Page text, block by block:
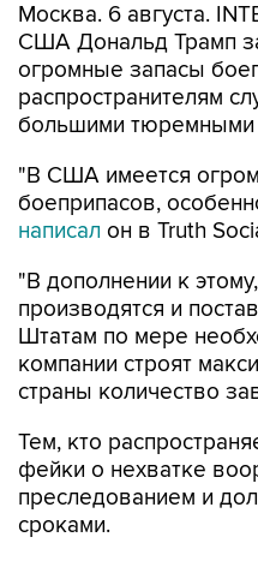
Москва. 6 августа.
США Дональд Трамп
огромные запасы
распространителям
большими тюремными
"В США имеется
боеприпасов,
написал он в Truth
"В дополнении к
производятся и
Штатам по мере
компании строят
страны количество
Тем, кто
фейки о нехватке
преследованием и
сроками.